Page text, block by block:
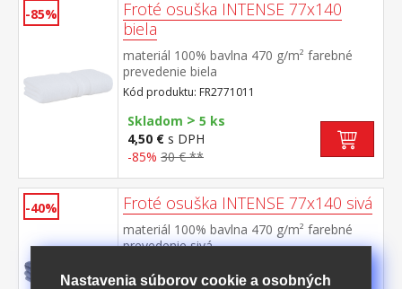
-85%
Froté osuška INTENSE 77x140
biela
materiál 100% bavlna 470 g/m² farebné
prevedenie biela
Kód produktu: FR2771011
Skladom > 5 ks
4,50 € s DPH
-85% 30 € **
-40% Froté osuška INTENSE 77x140 sivá
materiál 100% bavlna 470 g/m² farebné
prevedenie sivá
Nastavenia súborov cookie a osobných